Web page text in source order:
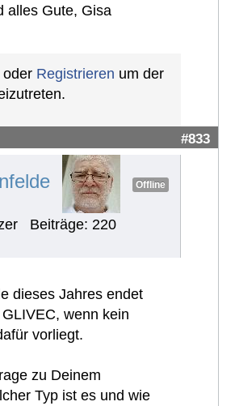
alles Gute, Gisa
oder Registrieren um der
#833
Offline
Beiträge: 220
dieses Jahres endet
wenn kein
vorliegt.
zu Deinem
Typ ist es und wie